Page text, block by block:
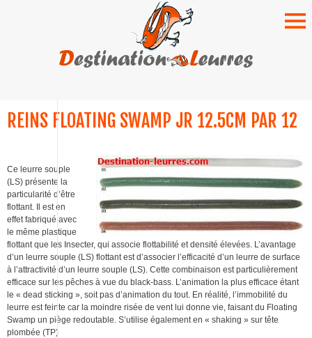
TO
REINS FLOATING SWAMP JR 12.5CM PAR 12
Ce leurre souple
(LS) présente la
particularité d’être
flottant. Il est en
effet fabriqué avec
le même plastique
flottant que les Insecter, qui associe flottabilité et densité élevées. L’avantage
d’un leurre souple (LS) flottant est d’associer l’efficacité d’un leurre de surface
à l’attractivité d’un leurre souple (LS). Cette combinaison est particulièrement
efficace sur les pêches à vue du black-bass. L’animation la plus efficace étant
le « dead sticking », soit pas d’animation du tout. En réalité, l’immobilité du
leurre est feinte car la moindre risée de vent lui donne vie, faisant du Floating
Swamp un piège redoutable. S’utilise également en « shaking » sur tête
plombée (TP)